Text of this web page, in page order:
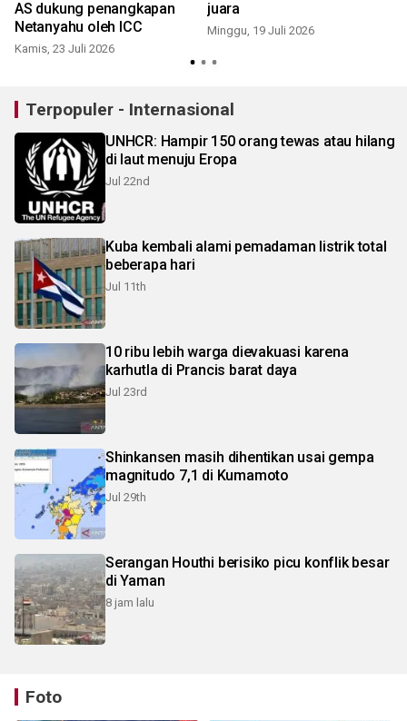
AS dukung penangkapan
Netanyahu oleh ICC
Kamis, 23 Juli 2026
juara
Minggu, 19 Juli 2026
Terpopuler - Internasional
UNHCR: Hampir 150 orang tewas atau hilang
di laut menuju Eropa
Jul 22nd
Kuba kembali alami pemadaman listrik total
beberapa hari
Jul 11th
10 ribu lebih warga dievakuasi karena
karhutla di Prancis barat daya
Jul 23rd
Shinkansen masih dihentikan usai gempa
magnitudo 7,1 di Kumamoto
Jul 29th
Serangan Houthi berisiko picu konflik besar
di Yaman
8 jam lalu
Foto